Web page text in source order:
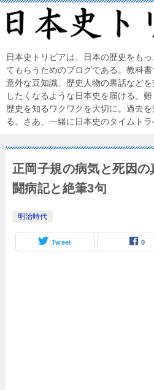
日本史トリビアは、日本の歴史をも
てもらうためのブログである。教科書
意外な豆知識、歴史人物の裏話など
したくなるような日本史を届ける。
歴史を知るワクワクを大切に。過去
る。さあ、一緒に日本史のタイムトラ
正岡子規の病気と死因
闘病記と絶筆3句
明治時代
Tweet 0